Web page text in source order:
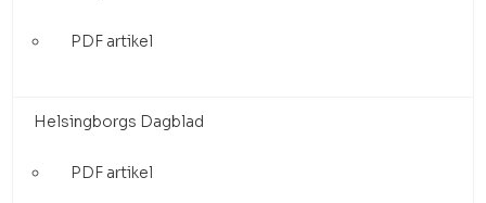
PDF artikel
Helsingborgs Dagblad
PDF artikel